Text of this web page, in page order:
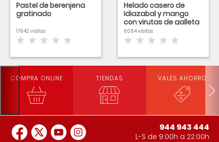
Pastel de berenjena
gratinado
17642 visitas
Helado casero de
Idiazabal y mango
con virutas de galleta
y frutos secos
tostados
6064 visitas
COMPRA ONLINE TIENDAS VALES AHORRO
944 943 444
L-S de 9:00h a 22:00h